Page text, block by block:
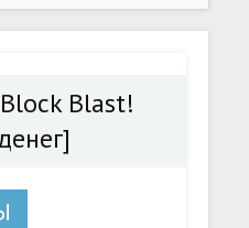
денег] - полная версия
Blast!